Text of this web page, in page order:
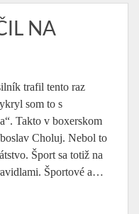
NA
trafil tento raz
som to s
Takto v boxerskom
Choluj. Nebol to
Šport sa totiž na
Športové a…